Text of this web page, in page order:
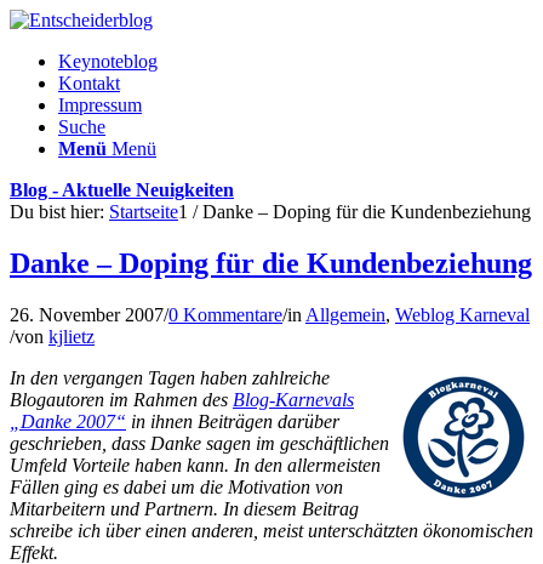
Keynoteblog
Kontakt
Impressum
Suche
Menü Menü
Blog - Aktuelle Neuigkeiten
Du bist hier: Startseite1 / Danke – Doping für die Kundenbeziehung
Danke – Doping für die Kundenbeziehung
26. November 2007/0 Kommentare/in Allgemein, Weblog Karneval
/von kjlietz
In den vergangen Tagen haben zahlreiche
Blogautoren im Rahmen des Blog-Karnevals
„Danke 2007“ in ihnen Beiträgen darüber
geschrieben, dass Danke sagen im geschäftlichen
Umfeld Vorteile haben kann. In den allermeisten
Fällen ging es dabei um die Motivation von
Mitarbeitern und Partnern. In diesem Beitrag
schreibe ich über einen anderen, meist unterschätzten ökonomischen
Effekt.